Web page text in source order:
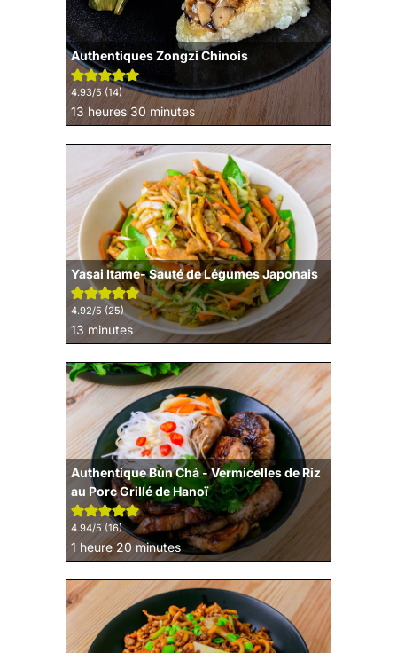
Authentiques Zongzi Chinois
4.93/5 (14)
13heures
heures 30minutes
minutes
Yasai Itame- Sauté de Légumes Japonais
4.92/5 (25)
13 minutes
minutes
Authentique Bún Chả - Vermicelles de Riz
au Porc Grillé de Hanoï
4.94/5 (16)
1 heure
heure 20minutes
minutes